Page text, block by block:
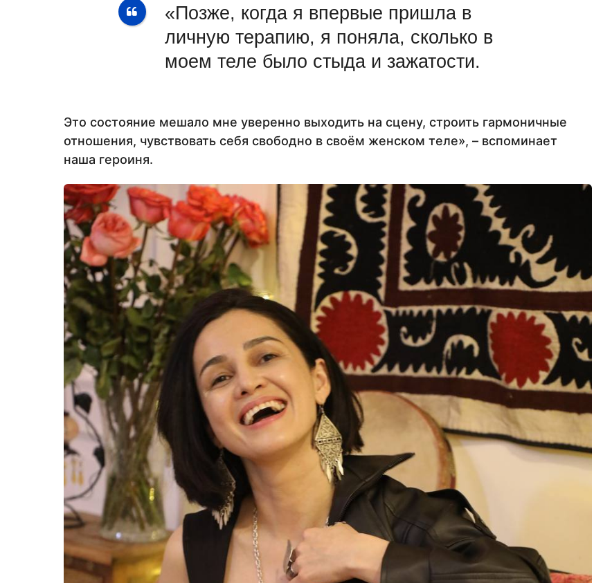
«Позже, когда я впервые пришла в
личную терапию, я поняла, сколько в
моем теле было стыда и зажатости.
Это состояние мешало мне уверенно выходить на сцену, строить гармоничные
отношения, чувствовать себя свободно в своём женском теле», – вспоминает
наша героиня.